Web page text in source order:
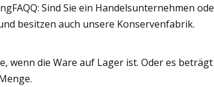
Sind Sie ein Handelsunternehmen
besitzen auch unsere Konservenfabrik.
wenn die Ware auf Lager ist. Oder es